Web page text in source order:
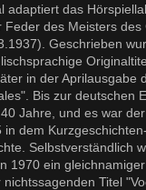
adaptiert das
Feder des Meisters des
Geschrieben
in der Aprilausgabe
Bis zur deutschen
Jahre, und es war
in dem
Selbstverständlich
1970 ein
Titel